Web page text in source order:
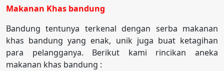
Makanan Khas bandung
Bandung tentunya terkenal dengan serba makanan
khas bandung yang enak, unik juga buat ketagihan
para pelangganya. Berikut kami rincikan aneka
makanan khas bandung :